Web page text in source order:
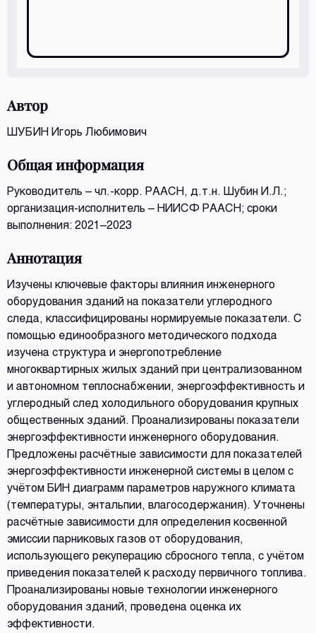
Автор
ШУБИН Игорь Любимович
Общая информация
Руководитель – чл.-корр. РААСН, д.т.н. Шубин И.Л.;
организация-исполнитель – НИИСФ РААСН; сроки
выполнения: 2021–2023
Аннотация
Изучены ключевые факторы влияния инженерного
оборудования зданий на показатели углеродного
следа, классифицированы нормируемые показатели. С
помощью единообразного методического подхода
изучена структура и энергопотребление
многоквартирных жилых зданий при централизованном
и автономном теплоснабжении, энергоэффективность и
углеродный след холодильного оборудования крупных
общественных зданий. Проанализированы показатели
энергоэффективности инженерного оборудования.
Предложены расчётные зависимости для показателей
энергоэффективности инженерной системы в целом с
учётом БИН диаграмм параметров наружного климата
(температуры, энтальпии, влагосодержания). Уточнены
расчётные зависимости для определения косвенной
эмиссии парниковых газов от оборудования,
использующего рекуперацию сбросного тепла, с учётом
приведения показателей к расходу первичного топлива.
Проанализированы новые технологии инженерного
оборудования зданий, проведена оценка их
эффективности.